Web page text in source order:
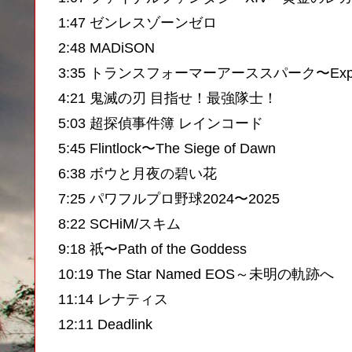
1:47 ゼンレスゾーンゼロ
2:48 MADiSON
3:35 トランスフォーマーアーススパーク〜
4:21 鬼滅の刃 目指せ！最強隊士！
5:03 超探偵事件簿 レインコード
5:45 Flintlock〜The Siege of Dawn
6:38 ボウと月夜の碧い花
7:25 パワフルプロ野球2024〜2025
8:22 SCHiM/スキム
9:18 祇〜Path of the Goddess
10:19 The Star Named EOS～未明の軌跡へ
11:14 レナティス
12:11 Deadlink